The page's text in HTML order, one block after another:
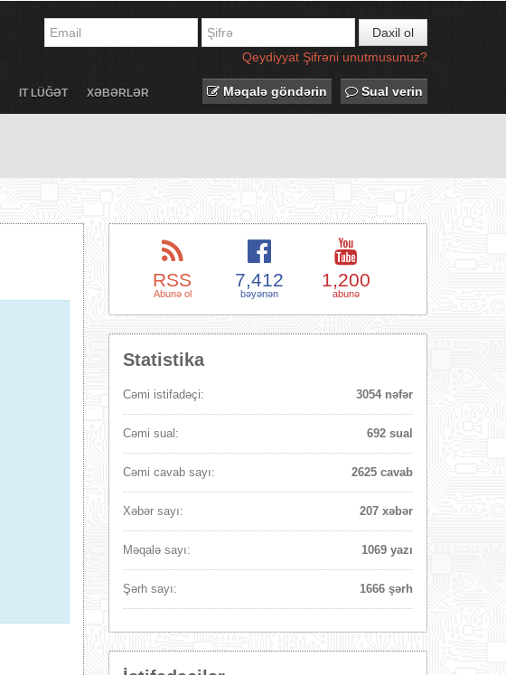
Daxil ol
Qeydiyyat Şifrəni unutmusunuz?
IT LÜĞƏT XƏBƏRLƏR Məqalə göndərin Sual verin
RSS
Abunə ol
7,412
bəyənən
1,200
abunə
Statistika
Cəmi istifadəçi: 3054 nəfər
Cəmi sual: 692 sual
Cəmi cavab sayı: 2625 cavab
Xəbər sayı: 207 xəbər
Məqalə sayı: 1069 yazı
Şərh sayı: 1666 şərh